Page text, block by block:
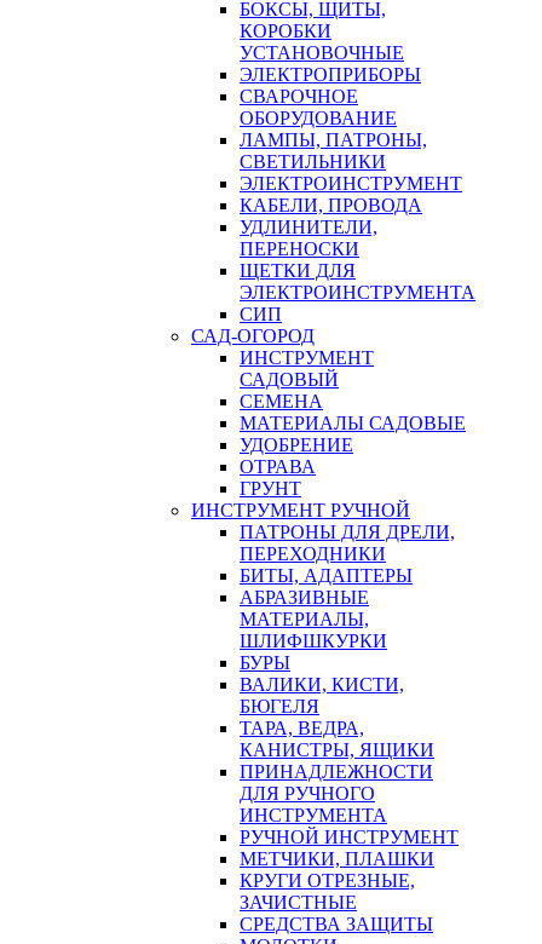
БОКСЫ, ЩИТЫ,
КОРОБКИ
УСТАНОВОЧНЫЕ
ЭЛЕКТРОПРИБОРЫ
СВАРОЧНОЕ
ОБОРУДОВАНИЕ
ЛАМПЫ, ПАТРОНЫ,
СВЕТИЛЬНИКИ
ЭЛЕКТРОИНСТРУМЕНТ
КАБЕЛИ, ПРОВОДА
УДЛИНИТЕЛИ,
ПЕРЕНОСКИ
ЩЕТКИ ДЛЯ
ЭЛЕКТРОИНСТРУМЕНТА
СИП
САД-ОГОРОД
ИНСТРУМЕНТ
САДОВЫЙ
СЕМЕНА
МАТЕРИАЛЫ САДОВЫЕ
УДОБРЕНИЕ
ОТРАВА
ГРУНТ
ИНСТРУМЕНТ РУЧНОЙ
ПАТРОНЫ ДЛЯ ДРЕЛИ,
ПЕРЕХОДНИКИ
БИТЫ, АДАПТЕРЫ
АБРАЗИВНЫЕ
МАТЕРИАЛЫ,
ШЛИФШКУРКИ
БУРЫ
ВАЛИКИ, КИСТИ,
БЮГЕЛЯ
ТАРА, ВЕДРА,
КАНИСТРЫ, ЯЩИКИ
ПРИНАДЛЕЖНОСТИ
ДЛЯ РУЧНОГО
ИНСТРУМЕНТА
РУЧНОЙ ИНСТРУМЕНТ
МЕТЧИКИ, ПЛАШКИ
КРУГИ ОТРЕЗНЫЕ,
ЗАЧИСТНЫЕ
СРЕДСТВА ЗАЩИТЫ